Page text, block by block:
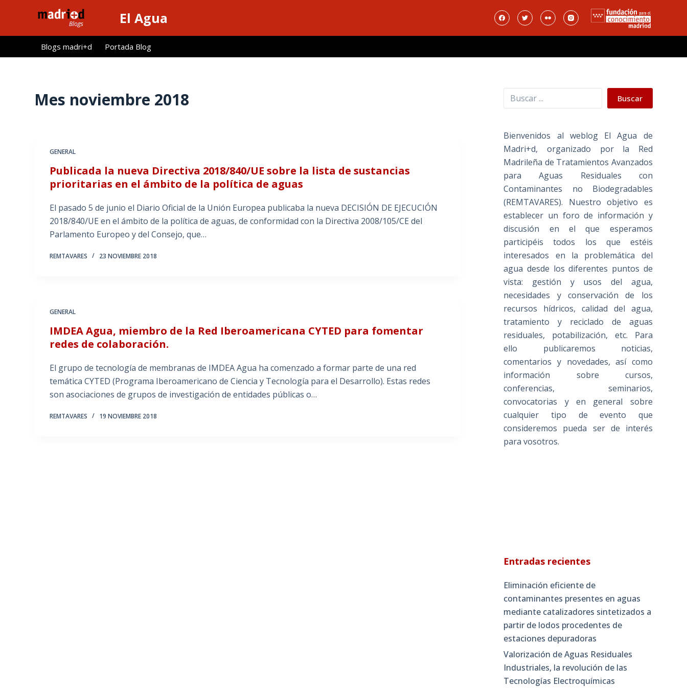
l
El Agua
Blogs madri+d Portada Blog
Mes noviembre 2018
GENERAL
Publicada la nueva Directiva 2018/840/UE sobre la lista de sustancias
prioritarias en el ámbito de la política de aguas
El pasado 5 de junio el Diario Oficial de la Unión Europea publicaba la nueva DECISIÓN DE EJECUCIÓN
2018/840/UE en el ámbito de la política de aguas, de conformidad con la Directiva 2008/105/CE del
Parlamento Europeo y del Consejo, que…
REMTAVARES 23 NOVIEMBRE 2018
GENERAL
IMDEA Agua, miembro de la Red Iberoamericana CYTED para fomentar
redes de colaboración.
El grupo de tecnología de membranas de IMDEA Agua ha comenzado a formar parte de una red
temática CYTED (Programa Iberoamericano de Ciencia y Tecnología para el Desarrollo). Estas redes
son asociaciones de grupos de investigación de entidades públicas o…
REMTAVARES 19 NOVIEMBRE 2018
Buscar Buscar
Bienvenidos al weblog El Agua de
Madri+d, organizado por la Red
Madrileña de Tratamientos Avanzados
para Aguas Residuales con
Contaminantes no Biodegradables
(REMTAVARES). Nuestro objetivo es
establecer un foro de información y
discusión en el que esperamos
participéis todos los que estéis
interesados en la problemática del
agua desde los diferentes puntos de
vista: gestión y usos del agua,
necesidades y conservación de los
recursos hídricos, calidad del agua,
tratamiento y reciclado de aguas
residuales, potabilización, etc. Para
ello publicaremos noticias,
comentarios y novedades, así como
información sobre cursos,
conferencias, seminarios,
convocatorias y en general sobre
cualquier tipo de evento que
consideremos pueda ser de interés
para vosotros.
Entradas recientes
Eliminación eficiente de
contaminantes presentes en aguas
mediante catalizadores sintetizados a
partir de lodos procedentes de
estaciones depuradoras
Valorización de Aguas Residuales
Industriales, la revolución de las
Tecnologías Electroquímicas